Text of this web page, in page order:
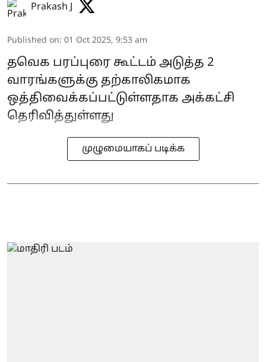
Prakash J
Published on: 01 Oct 2025, 9:53 am
தவெக பரப்புரை கூட்டம் அடுத்த 2
வாரங்களுக்கு தற்காலிகமாக
ஒத்திவைக்கப்பட்டுள்ளதாக அக்கட்சி
தெரிவித்துள்ளது
முழுமையாகப் படிக்க